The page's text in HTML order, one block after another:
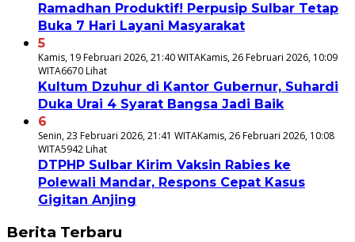
Ramadhan Produktif! Perpusip Sulbar Tetap
Buka 7 Hari Layani Masyarakat
5
Kamis, 19 Februari 2026, 21:40 WITAKamis, 26 Februari 2026, 10:09
WITA6670 Lihat
Kultum Dzuhur di Kantor Gubernur, Suhardi
Duka Urai 4 Syarat Bangsa Jadi Baik
6
Senin, 23 Februari 2026, 21:41 WITAKamis, 26 Februari 2026, 10:08
WITA5942 Lihat
DTPHP Sulbar Kirim Vaksin Rabies ke
Polewali Mandar, Respons Cepat Kasus
Gigitan Anjing
Berita Terbaru